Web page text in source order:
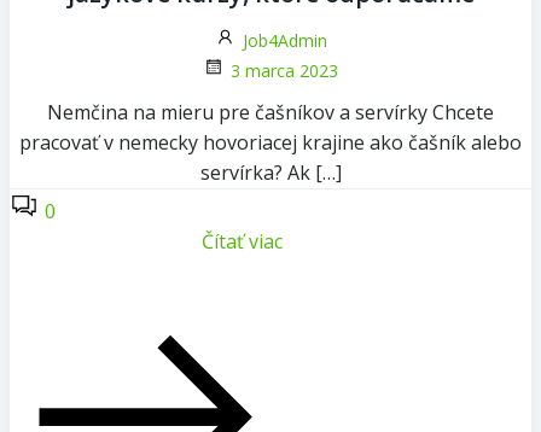
Job4Admin
3 marca 2023
Nemčina na mieru pre čašníkov a servírky Chcete
pracovať v nemecky hovoriacej krajine ako čašník alebo
servírka? Ak […]
0
Čítať viac